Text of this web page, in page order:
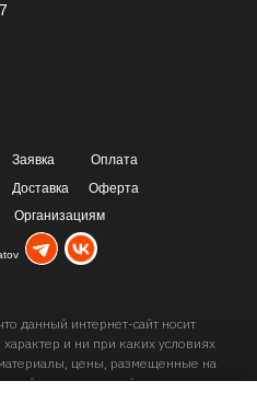
Заявка
Оплата
Доставка
Оферта
Организациям
данный интернет-сайт носит
и ни при каких условиях
цены, размещенные на
определяемой положениями